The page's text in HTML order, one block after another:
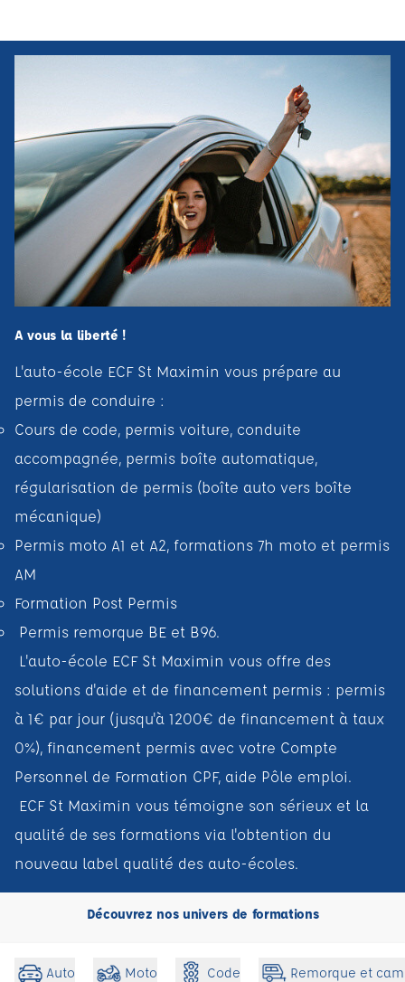
A vous la liberté !
L'auto-école ECF St Maximin vous prépare au
permis de conduire :
Cours de code, permis voiture, conduite
accompagnée, permis boîte automatique,
régularisation de permis (boîte auto vers boîte
mécanique)
Permis moto A1 et A2, formations 7h moto et permis
AM
Formation Post Permis
Permis remorque BE et B96.
L'auto-école ECF St Maximin vous offre des
solutions d'aide et de financement permis : permis
à 1€ par jour (jusqu'à 1200€ de financement à taux
0%), financement permis avec votre Compte
Personnel de Formation CPF, aide Pôle emploi.
ECF St Maximin vous témoigne son sérieux et la
qualité de ses formations via l'obtention du
nouveau label qualité des auto-écoles.
Découvrez nos univers de formations
Auto Moto Code Remorque et